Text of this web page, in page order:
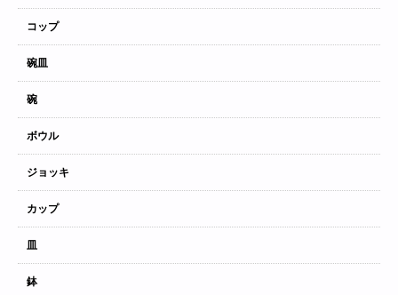
コップ
碗皿
碗
ボウル
ジョッキ
カップ
皿
鉢